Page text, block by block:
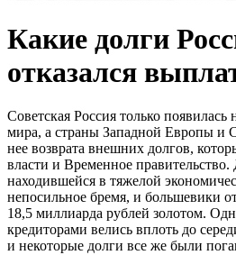
Какие долги
отказался
Советская Россия только появилась
мира, а страны Западной Европы
нее возврата внешних долгов,
власти и Временное
находившейся в тяжелой
непосильное бремя, и большевики
18,5 миллиарда рублей золотом.
кредиторами велись вплоть до
и некоторые долги все же были